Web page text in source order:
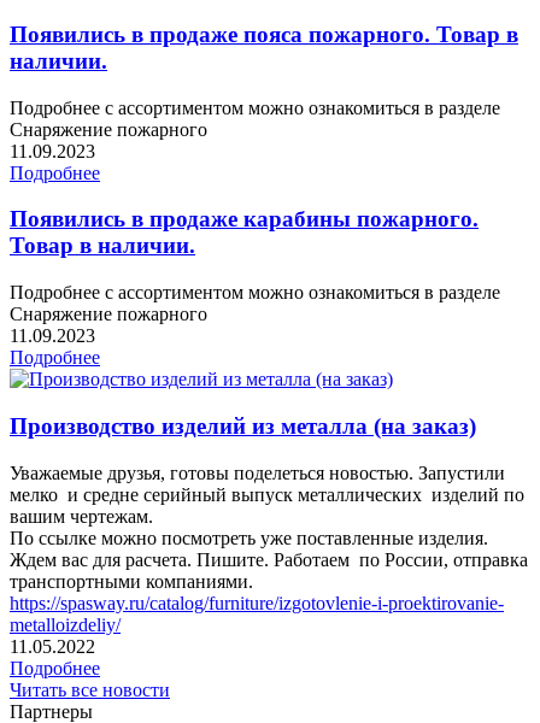
Появились в продаже пояса пожарного. Товар в
наличии.
Подробнее с ассортиментом можно ознакомиться в разделе
Снаряжение пожарного
11.09.2023
Подробнее
Появились в продаже карабины пожарного.
Товар в наличии.
Подробнее с ассортиментом можно ознакомиться в разделе
Снаряжение пожарного
11.09.2023
Подробнее
Производство изделий из металла (на заказ)
Уважаемые друзья, готовы поделеться новостью. Запустили
мелко и средне серийный выпуск металлических изделий по
вашим чертежам.
По ссылке можно посмотреть уже поставленные изделия.
Ждем вас для расчета. Пишите. Работаем по России, отправка
транспортными компаниями.
https://spasway.ru/catalog/furniture/izgotovlenie-i-proektirovanie-
metalloizdeliy/
11.05.2022
Подробнее
Читать все новости
Партнеры